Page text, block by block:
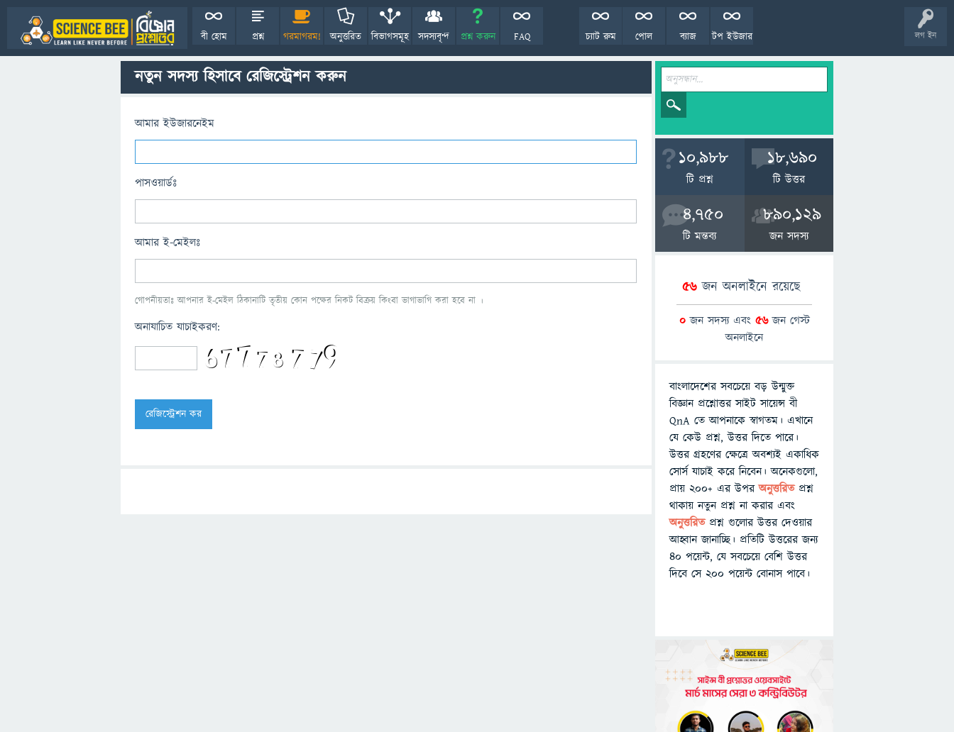
লগ ইন
বী হোম প্রশ্ন গরমাগরম! অনুত্তরিত বিভাগসমূহ সদস্যবৃন্দ প্রশ্ন করুন FAQ টপ ইউজার
ব্যাজ
পোল
চ্যাট রুম
নতুন সদস্য হিসাবে রেজিস্ট্রেশন করুন
আমার ইউজারনেইম
পাসওয়ার্ডঃ
আমার ই-মেইলঃ
গোপনীয়তাঃ আপনার ই-মেইল ঠিকানাটি তৃতীয় কোন পক্ষের নিকট বিক্রয় কিংবা ভাগাভাগি করা হবে না ।
অনাযাচিত যাচাইকরণ:
10,988
টি প্রশ্ন
18,690
টি উত্তর
4,750
টি মন্তব্য
890,129
জন সদস্য
56 জন অনলাইনে রয়েছে
0জন সদস্য এবং 56জন গেস্ট
অনলাইনে
বাংলাদেশের সবচেয়ে বড় উন্মুক্ত
বিজ্ঞান প্রশ্নোত্তর সাইট সায়েন্স বী
QnA তে আপনাকে স্বাগতম। এখানে
যে কেউ প্রশ্ন, উত্তর দিতে পারে।
উত্তর গ্রহণের ক্ষেত্রে অবশ্যই একাধিক
সোর্স যাচাই করে নিবেন। অনেকগুলো,
প্রায় ২০০+ এর উপরঅনুত্তরিতপ্রশ্ন
থাকায় নতুন প্রশ্ন না করার এবং
অনুত্তরিত প্রশ্ন গুলোর উত্তর দেওয়ার
আহ্বান জানাচ্ছি। প্রতিটি উত্তরের জন্য
৪০ পয়েন্ট, যে সবচেয়ে বেশি উত্তর
দিবে সে ২০০ পয়েন্ট বোনাস পাবে।